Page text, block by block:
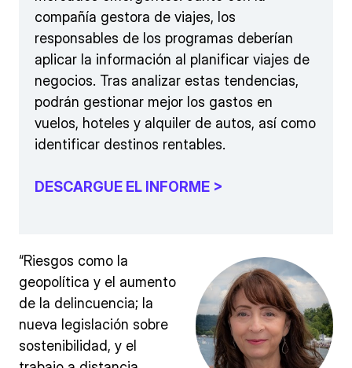
compañía gestora de viajes, los
responsables de los programas deberían
aplicar la información al planificar viajes de
negocios. Tras analizar estas tendencias,
podrán gestionar mejor los gastos en
vuelos, hoteles y alquiler de autos, así como
identificar destinos rentables.
DESCARGUE EL INFORME >
“Riesgos como la
geopolítica y el aumento
de la delincuencia; la
nueva legislación sobre
sostenibilidad, y el